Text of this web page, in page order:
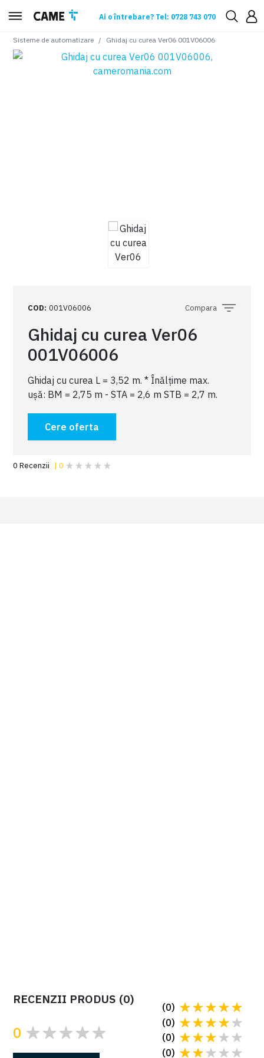
Ai o întrebare? Tel: 0728 743 070
Sisteme de automatizare Ghidaj cu curea Ver06 001V06006
COD: 001V06006 Compara
Ghidaj cu curea Ver06
001V06006
Ghidaj cu curea L = 3,52 m. * Înălțime max.
ușă: BM = 2,75 m - STA = 2,6 m STB = 2,7 m.
Cere oferta
RECENZII PRODUS (0)
0
(0)
(0)
(0)
(0)